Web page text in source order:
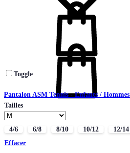
Toggle
Pantalon ASM Tennis - Enfants / Hommes
Tailles
4/6 6/8 8/10 10/12 12/14
Effacer